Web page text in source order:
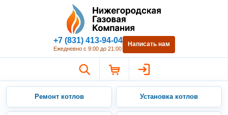
Нижегородская Газовая
+7 (831) 413-94-04
Ежедневно с 9:00 до 21:00
Написать нам
Ремонт котлов Установка котлов